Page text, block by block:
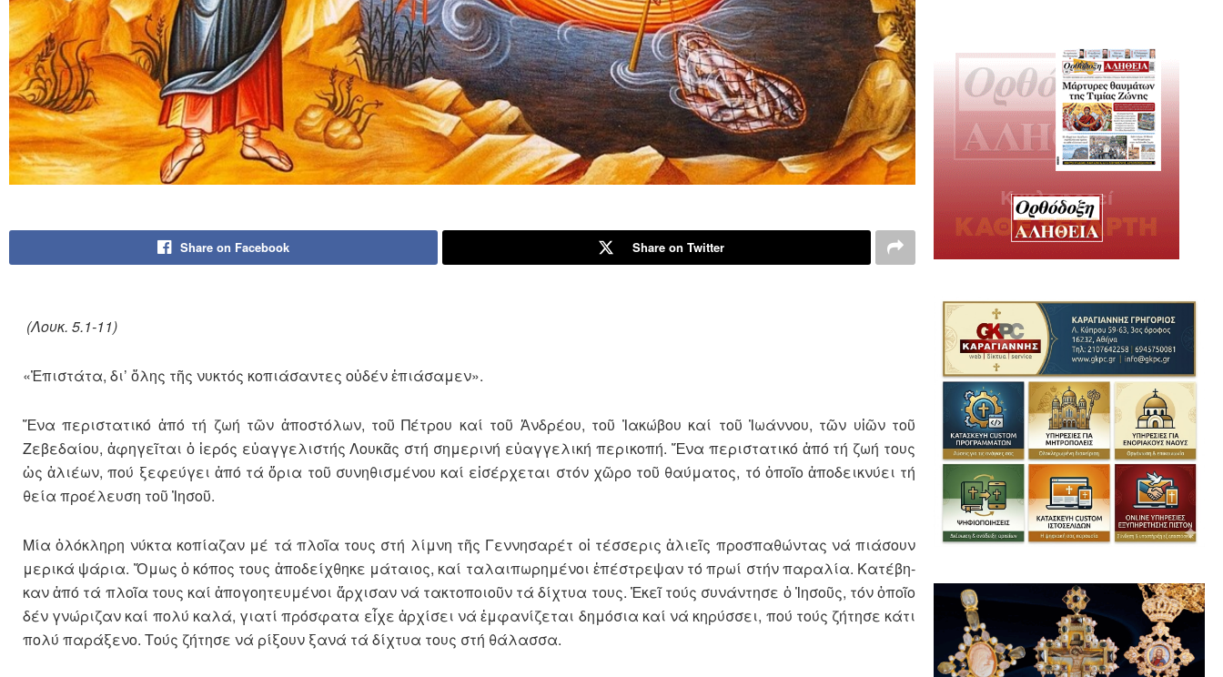
Share on Facebook Share on Twitter
(Λουκ. 5.1-11)
«Ἐπιστάτα, δι’ ὅλης τῆς νυκτός κοπιά­σαντες οὐδέν ἐπιάσαμεν».
Ἕνα περιστατικό ἀπό τή ζωή τῶν ἀπο­στόλων, τοῦ Πέτρου καί τοῦ Ἀνδρέου, τοῦ Ἰακώβου καί τοῦ Ἰωάννου, τῶν υἱῶν τοῦ
Ζεβεδαίου, ἀφηγεῖται ὁ ἱερός εὐαγγε­λ­ιστής Λου­κᾶς στή σημερινή εὐαγγελική πε­ρικοπή. Ἕνα περιστατικό ἀπό τή ζωή τους
ὡς ἁλιέων, πού ξεφεύγει ἀπό τά ὅρια τοῦ συνηθισμένου καί εἰσέρχεται στόν χῶ­ρο τοῦ θαύματος, τό ὁποῖο ἀποδεικνύει τή
θεία προέλευση τοῦ Ἰησοῦ.
Μία ὁλόκληρη νύκτα κοπίαζαν μέ τά πλοῖα τους στή λίμνη τῆς Γεννησαρέτ οἱ τέσσερις ἁλιεῖς προσπαθώντας νά πιάσουν
μερικά ψάρια. Ὅμως ὁ κόπος τους ἀπο­δεί­χθηκε μάταιος, καί ταλαιπωρημένοι ἐπέ­στρε­ψαν τό πρωί στήν παραλία. Κατέ­βη­
καν ἀπό τά πλοῖα τους καί ἀπογοητευ­μένοι ἄρχισαν νά τακτοποιοῦν τά δίχτυα τους. Ἐκεῖ τούς συνάντησε ὁ Ἰησοῦς, τόν ὁποῖο
δέν γνώριζαν καί πολύ καλά, γιατί πρόσφατα εἶχε ἀρχί­σει νά ἐμφανίζεται δη­μόσια καί νά κηρύσσει, πού τούς ζήτησε κάτι
πολύ παράξενο. Τούς ζήτησε νά ρί­ξουν ξανά τά δίχτυα τους στή θάλασσα.